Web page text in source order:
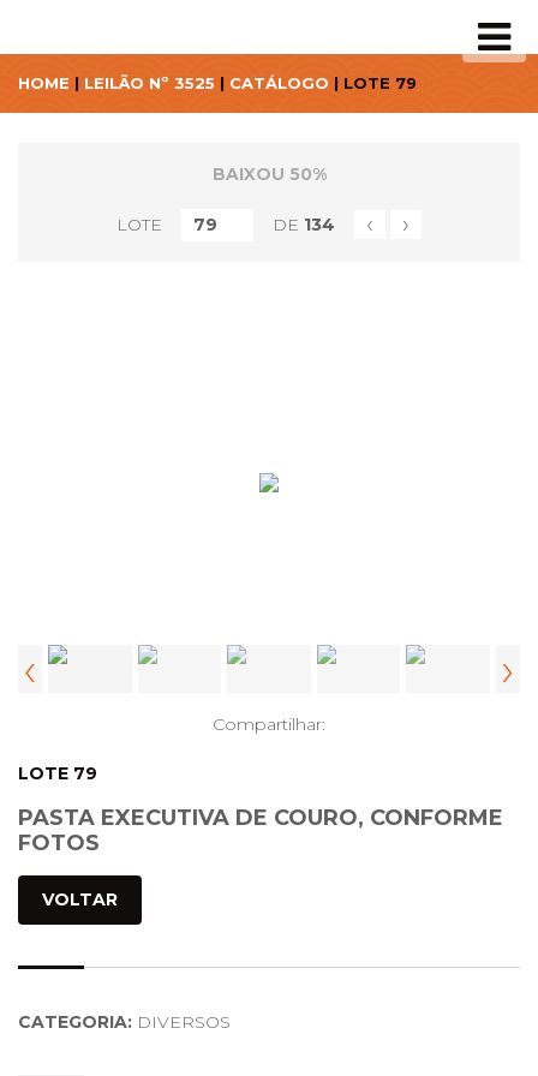
HOME | LEILÃO Nº 3525 | CATÁLOGO | LOTE 79
BAIXOU 50%
LOTE DE 134 ‹ ›
‹ ›
Compartilhar:
LOTE 79
PASTA EXECUTIVA DE COURO, CONFORME
FOTOS
VOLTAR
CATEGORIA: DIVERSOS